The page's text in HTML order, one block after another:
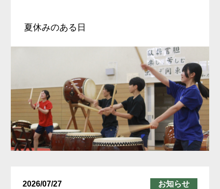
ださい。
【 部活動体験希望者へ 】
以下に添付する同意書の提出をお
願いしております。
当日ご持参をお願い致します。
【中学生保護者様】部活動体験参
加同意書 (145.8KB)
夏休みのある日
2026/07/27 お知らせ